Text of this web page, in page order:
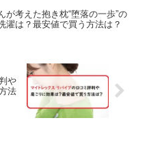
が考えた抱き枕“堕落の一歩”の
濯は？最安値で買う方法は？
や
法